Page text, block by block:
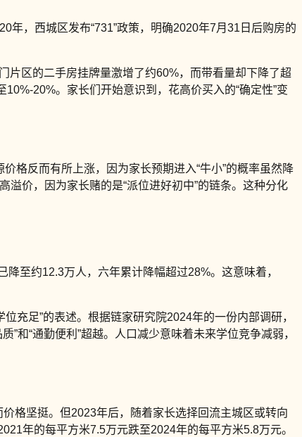
年，西城区发布“731”政策，明确2020年7月31日后购房的
片区的二手房挂牌量激增了约60%，而带看量却下降了超
20%。家长们开始意识到，花高价买入的“确定性”变
格反而有所上涨，因为家长预期进入“牛小”的概率虽然降
价，因为家长赌的是“派位进好初中”的链条。这种分化
至约12.3万人，六年累计降幅超过28%。这意味着，
充足”的表述。根据链家研究院2024年的一份内部调研，
和“通勤便利”超越。人口减少意味着未来学位竞争减弱，
格坚挺。但2023年后，随着家长选择回流主城区或转向
年的每平方米7.5万元跌至2024年的每平方米5.8万元。